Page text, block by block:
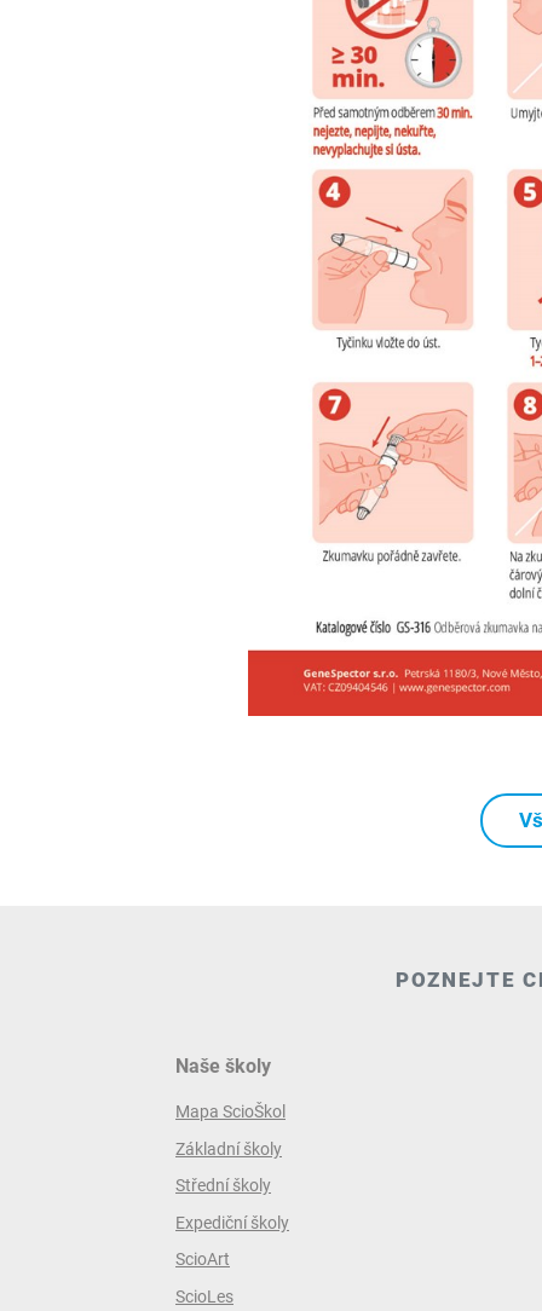
POZNEJTE
Naše školy
Mapa ScioŠkol
Základní školy
Střední školy
Expediční školy
ScioArt
ScioLes